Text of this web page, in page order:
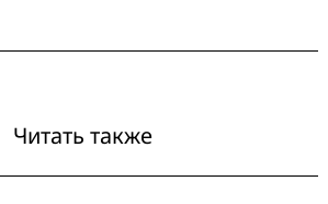
Читать также